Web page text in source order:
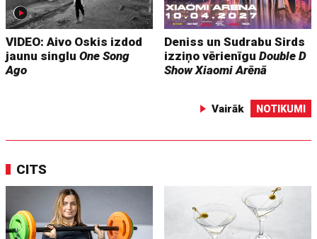
VIDEO: Aivo Oskis izdod
jaunu singluOne Song
Ago
Deniss un Sudrabu Sirds
izziņo vērienīguDouble D
Show Xiaomi Arēnā
Vairāk NOTIKUMI
CITS